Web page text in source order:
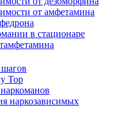
от амфетамина
в стационаре
Top
наркозависимых